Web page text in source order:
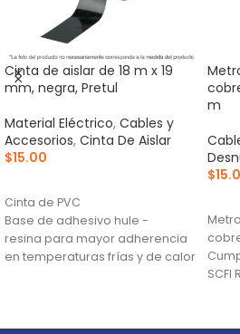
Cinta de aislar de 18 m x 19
mm, negra, Pretul
Material Eléctrico, Cables y
Accesorios, Cinta De Aislar
$15.00
Cinta de PVC
Base de adhesivo hule -
resina para mayor adherencia
en temperaturas frías y de calor
m
$
SCFI